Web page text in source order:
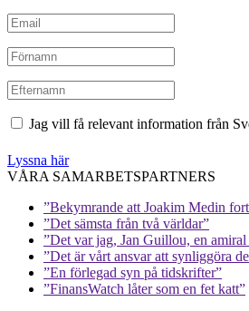
Jag vill få relevant information från
Lyssna här
VÅRA SAMARBETSPARTNERS
”Bekymrande att Joakim Medin
”Det sämsta från två världar”
”Det var jag, Jan Guillou, en
”Det är vårt ansvar att synliggöra
”En förlegad syn på tidskrifter”
”FinansWatch låter som en fet katt”